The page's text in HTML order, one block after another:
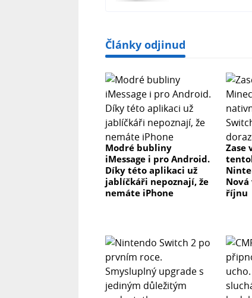
Články odjinud
Modré bubliny
iMessage i pro Android.
Díky této aplikaci už
jablíčkáři nepoznají, že
nemáte iPhone
Zase
Nová
říjnu